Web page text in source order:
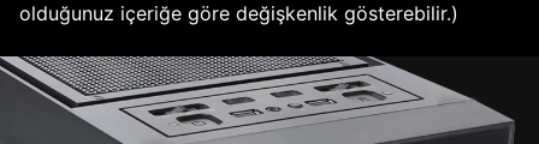
olduğunuz içeriğe göre değişkenlik gösterebilir.)